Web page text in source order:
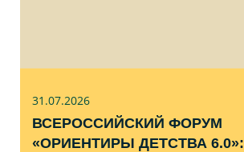
31.07.2026
ВСЕРОССИЙСКИЙ ФОРУМ
«ОРИЕНТИРЫ ДЕТСТВА 6.0»: